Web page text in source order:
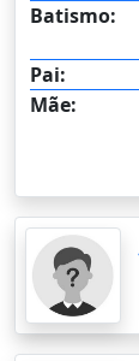
Batismo:
Pai:
Mãe: